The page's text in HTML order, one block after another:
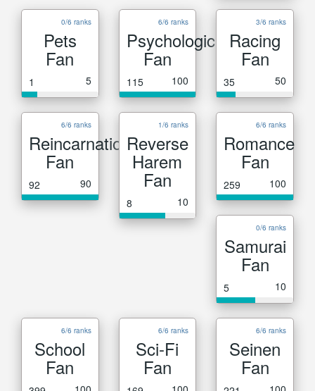
0/6 ranks
Pets
Fan
1 5
6/6 ranks
Psychological
Fan
115 100
3/6 ranks
Racing
Fan
35 50
6/6 ranks
Reincarnation
Fan
92 90
1/6 ranks
Reverse
Harem
Fan
8 10
6/6 ranks
Romance
Fan
259 100
0/6 ranks
Samurai
Fan
5 10
6/6 ranks
School
Fan
6/6 ranks
Sci-Fi
Fan
6/6 ranks
Seinen
Fan